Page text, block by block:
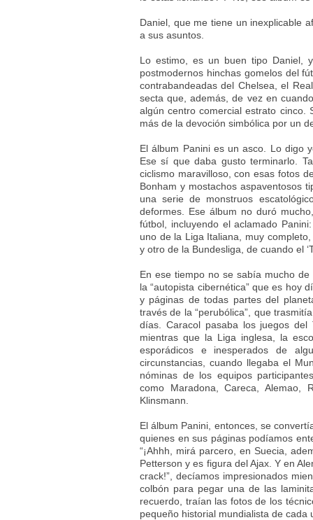
Daniel, que me tiene un inexplicable
a sus asuntos.
Lo estimo, es un buen tipo Daniel,
postmodernos hinchas gomelos del
contrabandeadas del Chelsea, el
secta que, además, de vez en
algún centro comercial estrato cinco.
más de la devoción simbólica por un
El álbum Panini es un asco. Lo digo
Ese sí que daba gusto terminarlo.
ciclismo maravilloso, con esas fotos
Bonham y mostachos aspaventosos
una serie de monstruos
deformes. Ese álbum no duró
fútbol, incluyendo el aclamado
uno de la Liga Italiana, muy
y otro de la Bundesliga, de cuando el
En ese tiempo no se sabía mucho
la “autopista cibernética” que es hoy
y páginas de todas partes del
través de la “perubólica”, que
días. Caracol pasaba los juegos
mientras que la Liga inglesa, la
esporádicos e inesperados de
circunstancias, cuando llegaba el
nóminas de los equipos
como Maradona, Careca, Alemao,
Klinsmann.
El álbum Panini, entonces, se
quienes en sus páginas podíamos
“¡Ahhh, mirá parcero, en Suecia,
Petterson y es figura del Ajax. Y en
crack!”, decíamos impresionados
colbón para pegar una de las
recuerdo, traían las fotos de los
pequeño historial mundialista de cada